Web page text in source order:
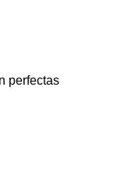
perfectas